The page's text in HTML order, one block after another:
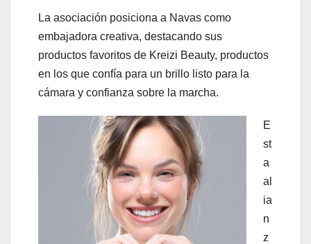
La asociación posiciona a Navas como
embajadora creativa, destacando sus
productos favoritos de Kreizi Beauty, productos
en los que confía para un brillo listo para la
cámara y confianza sobre la marcha.
E
st
a
al
ia
n
z